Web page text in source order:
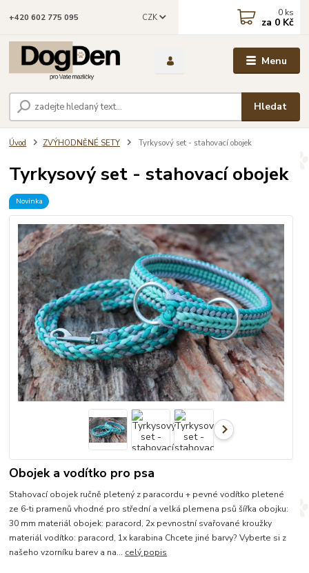
Menu
CZK
Hledat
+420 602 775 095 0 ks
za 0 Kč
Úvod ZVÝHODNĚNÉ SETY Tyrkysový set - stahovací obojek
Tyrkysový set - stahovací obojek
Novinka
Obojek a vodítko pro psa
Stahovací obojek ručně pletený z paracordu + pevné vodítko pletené
ze 6-ti pramenů vhodné pro střední a velká plemena psů šířka obojku:
30 mm materiál obojek: paracord, 2x pevnostní svařované kroužky
materiál vodítko: paracord, 1x karabina Chcete jiné barvy? Vyberte si z
našeho vzorníku barev a na... celý popis